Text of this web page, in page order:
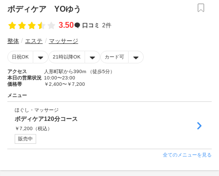
ボディケア YOゆう
3.50
口コミ 2件
整体 エステ マッサージ
日祝OK 21時以降OK カード可
アクセス
人形町駅から390m （徒歩5分）
本日の営業状況 10:00〜23:00
価格帯
￥2,400〜￥7,200
メニュー
ほぐし・マッサージ
ボディケア120分コース
￥7,200 （税込）
販売中
全てのメニューを見る